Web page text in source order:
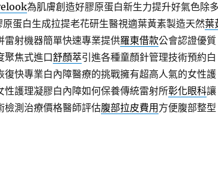
為肌膚創造好膠原蛋白新生力提升好氣色除
蛋白生成拉提老花研生醫視適葉黃素製造天然葉
雷射機器簡單快速專業提供羅東借款公會認證優質
聚焦式進口舒顏萃引進各種童顏針管理技術預約白
復快專業白內障醫療的挑戰擁有超高人氣的女性護
性護理凝膠白內障如何保養傳統雷射所彰化眼科讓
檢測治療價格醫師評估腹部拉皮費用 方便腹部整型